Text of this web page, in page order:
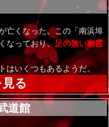
亡くなった。この「南浜埠
なっており、足の無い幽霊
はいくつもあるようだ。
る
道館